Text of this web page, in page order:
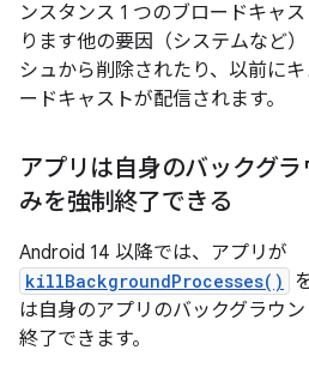
ンスタンス 1 つのブロードキャ
ります他の要因（システムなど
シュから削除されたり、以前に
ードキャストが配信されます。
アプリは自身のバックグ
みを強制終了できる
Android 14 以降では、アプリが
killBackgroundProcesses()
は自身のアプリのバックグラウ
終了できます。